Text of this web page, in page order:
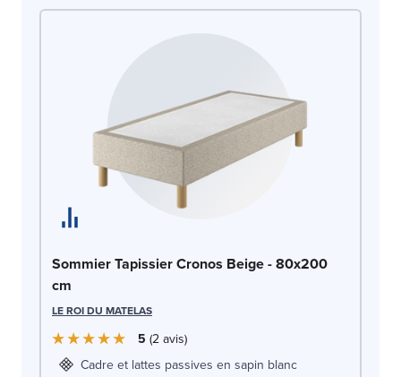
Sommier Tapissier Cronos Beige - 80x200
cm
LE ROI DU MATELAS
5 2 avis
Cadre et lattes passives en sapin blanc